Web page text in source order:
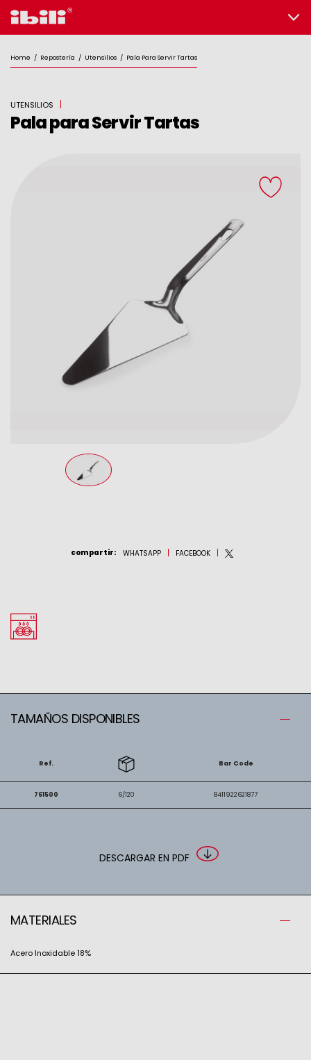
Home / Repostería / Utensilios / Pala Para Servir Tartas
UTENSILIOS
Pala para Servir Tartas
compartir: WHATSAPP FACEBOOK
TAMAÑOS DISPONIBLES
Ref. Bar Code
761500 6/120 8411922621877
DESCARGAR EN PDF
MATERIALES
Acero Inoxidable 18%